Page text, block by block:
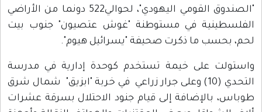
"الصندوق القومي اليهودي"، لحوالي522 دونما من الأراضي
في مستوطنة "غوش عتصيون" جنوب بيت
بحسب ما ذكرت صحيفة "يسرائيل هيوم".
على خيمة تستخدم كوحدة إدارية في مدرسة
التحدي (10) وعلى جرار زراعي في خربة "ابزيق" شمال شرق
بالإضافة إلى قيام جنود الاحتلال بسرقة عشرات